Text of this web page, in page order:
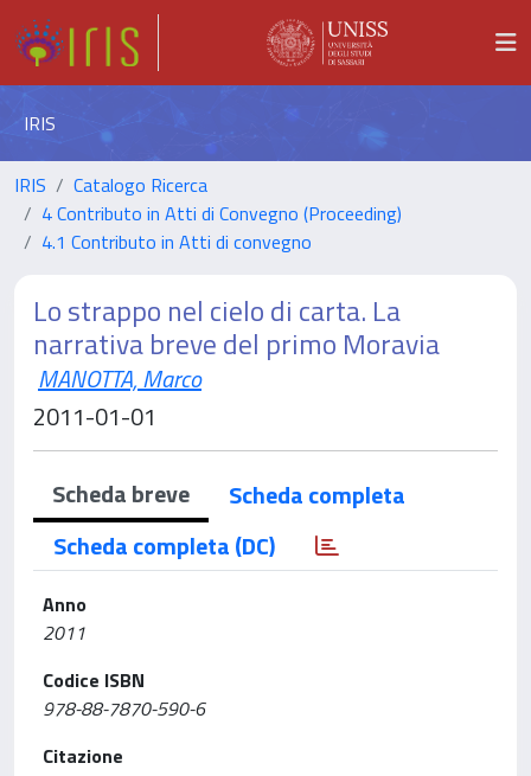
IRIS
IRIS
Catalogo Ricerca
4 Contributo in Atti di Convegno (Proceeding)
4.1 Contributo in Atti di convegno
Lo strappo nel cielo di carta. La
narrativa breve del primo Moravia
MANOTTA, Marco
2011-01-01
Scheda breve
Scheda completa
Scheda completa (DC)
Anno
2011
Codice ISBN
978-88-7870-590-6
Citazione